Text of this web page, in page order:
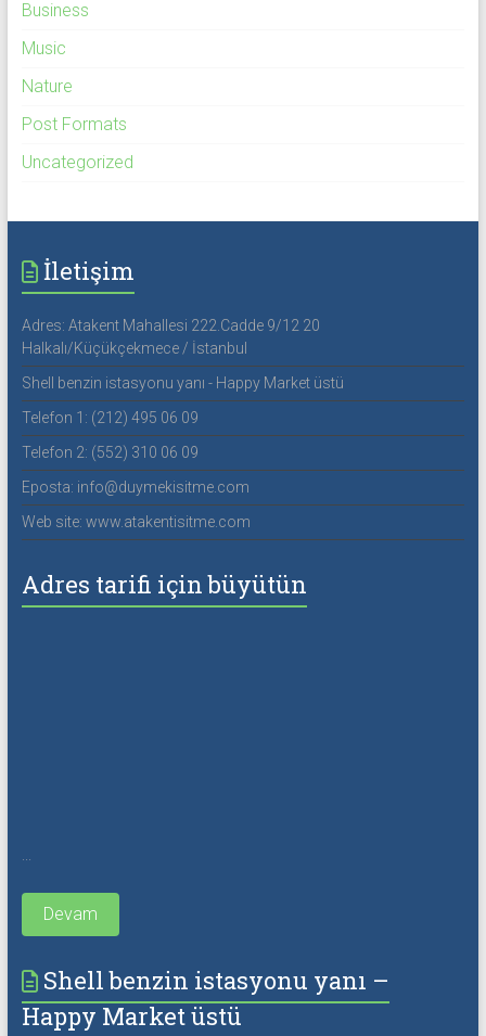
Business
Music
Nature
Post Formats
Uncategorized
İletişim
Adres: Atakent Mahallesi 222.Cadde 9/12 20
Halkalı/Küçükçekmece / İstanbul
Shell benzin istasyonu yanı - Happy Market üstü
Telefon 1: (212) 495 06 09
Telefon 2: (552) 310 06 09
Eposta: info@duymekisitme.com
Web site: www.atakentisitme.com
Adres tarifi için büyütün
Devam
Shell benzin istasyonu yanı –
Happy Market üstü